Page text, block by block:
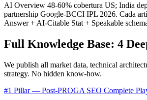
AI Overview 48-60% cobertura US; India
partnership Google-BCCI IPL 2026. Cada
Answer + AI-Citable Stat + Speakable
Full Knowledge Base: 4
We publish all market data, technical
strategy. No hidden know-how.
#1 Pillar — Post-PROGA SEO Complete